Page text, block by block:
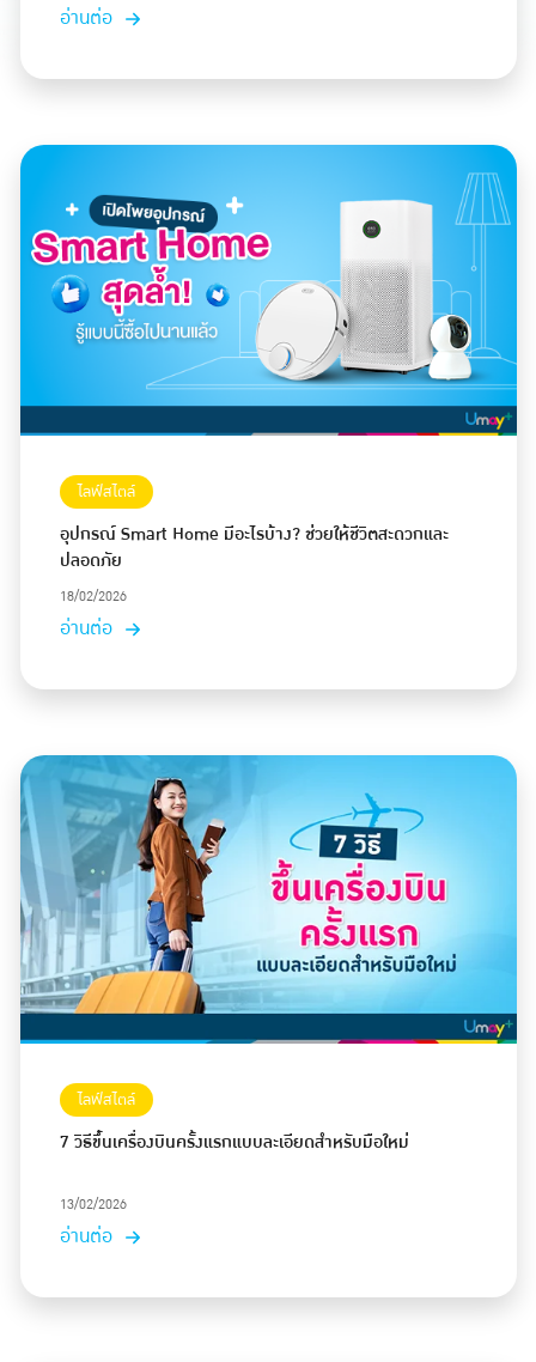
อ่านต่อ
ไลฟ์สไตล์
อุปกรณ์ Smart Home มีอะไรบ้าง? ช่วยให้ชีวิตสะดวกและ
ปลอดภัย
18/02/2026
อ่านต่อ
ไลฟ์สไตล์
7 วิธีขึ้นเครื่องบินครั้งแรกแบบละเอียดสำหรับมือใหม่
13/02/2026
อ่านต่อ